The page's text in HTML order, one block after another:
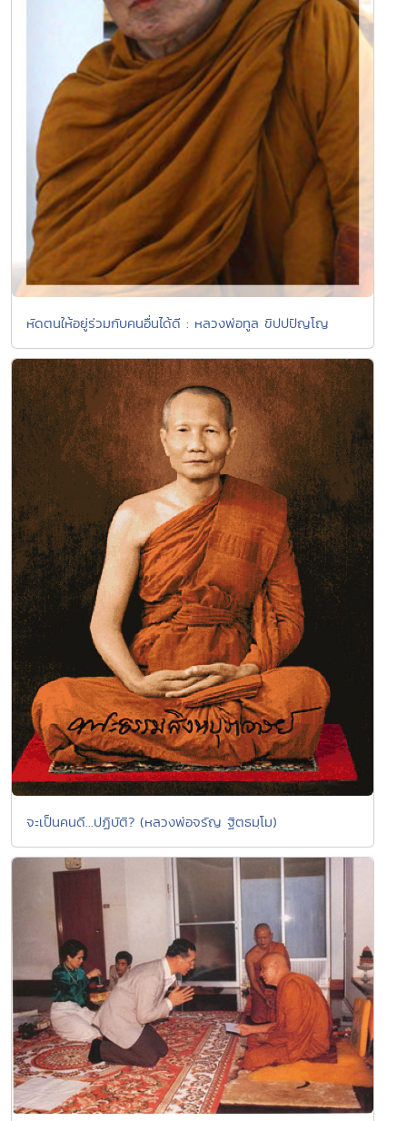
หัดตนให้อยู่ร่วมกับคนอื่นได้ดี : หลวงพ่อทูล ขิปปปัญโญ
จะเป็นคนดี...ปฏิบัติ? (หลวงพ่อจรัญ ฐิตธมฺโม)